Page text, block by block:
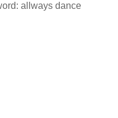
allways dance